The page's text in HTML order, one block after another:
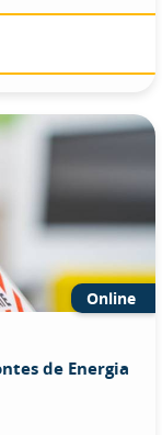
Online
de Energia